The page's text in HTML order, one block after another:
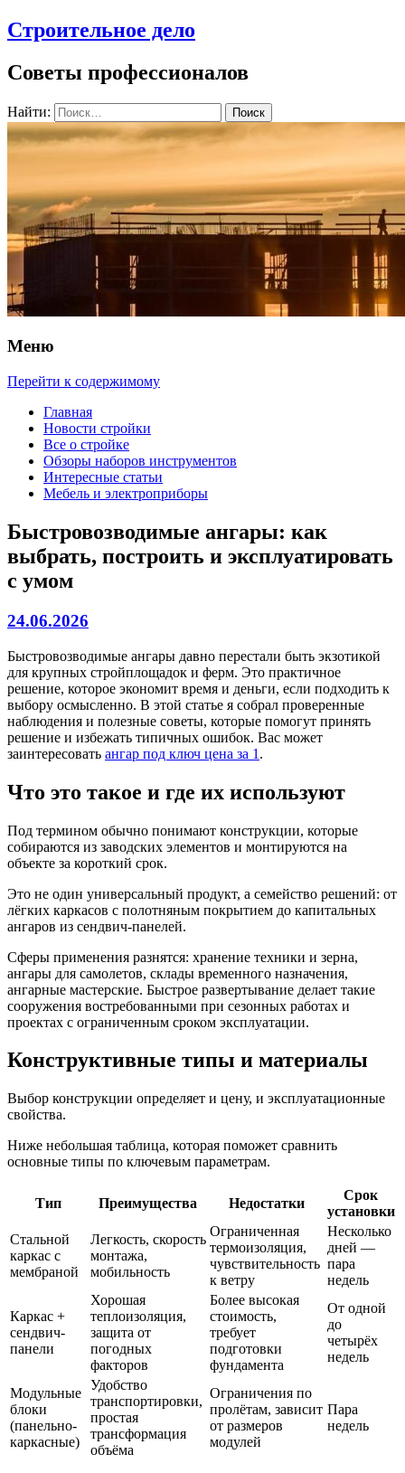
Строительное дело
Советы профессионалов
Найти:
Меню
Перейти к содержимому
Главная
Новости стройки
Все о стройке
Обзоры наборов инструментов
Интересные статьи
Мебель и электроприборы
Быстровозводимые ангары: как
выбрать, построить и эксплуатировать
с умом
24.06.2026
Быстровозводимые ангары давно перестали быть экзотикой
для крупных стройплощадок и ферм. Это практичное
решение, которое экономит время и деньги, если подходить к
выбору осмысленно. В этой статье я собрал проверенные
наблюдения и полезные советы, которые помогут принять
решение и избежать типичных ошибок. Вас может
заинтересовать ангар под ключ цена за 1 .
Что это такое и где их используют
Под термином обычно понимают конструкции, которые
собираются из заводских элементов и монтируются на
объекте за короткий срок.
Это не один универсальный продукт, а семейство решений: от
лёгких каркасов с полотняным покрытием до капитальных
ангаров из сендвич-панелей.
Сферы применения разнятся: хранение техники и зерна,
ангары для самолетов, склады временного назначения,
ангарные мастерские. Быстрое развертывание делает такие
сооружения востребованными при сезонных работах и
проектах с ограниченным сроком эксплуатации.
Конструктивные типы и материалы
Выбор конструкции определяет и цену, и эксплуатационные
свойства.
Ниже небольшая таблица, которая поможет сравнить
основные типы по ключевым параметрам.
Тип Преимущества Недостатки
Срок
установки
Стальной
каркас с
мембраной
Легкость, скорость
монтажа,
мобильность
Ограниченная
термоизоляция,
чувствительность
к ветру
Несколько
дней —
пара
недель
Каркас +
сендвич-
панели
Хорошая
теплоизоляция,
защита от
погодных
факторов
Более высокая
стоимость,
требует
подготовки
фундамента
От одной
до
четырёх
недель
Модульные
блоки
(панельно-
каркасные)
Удобство
транспортировки,
простая
трансформация
объёма
Ограничения по
пролётам, зависит
от размеров
модулей
Пара
недель